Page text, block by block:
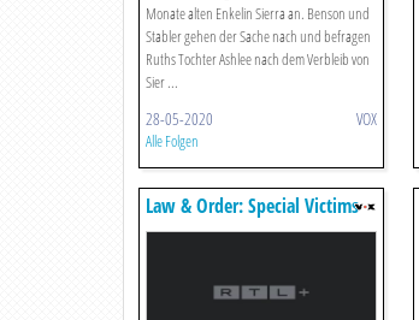
Monate alten Enkelin Sierra an. Benson und
Stabler gehen der Sache nach und befragen
Ruths Tochter Ashlee nach dem Verbleib von
Sier ...
28-05-2020 VOX
Alle Folgen
Law & Order: Special Victims
Unit